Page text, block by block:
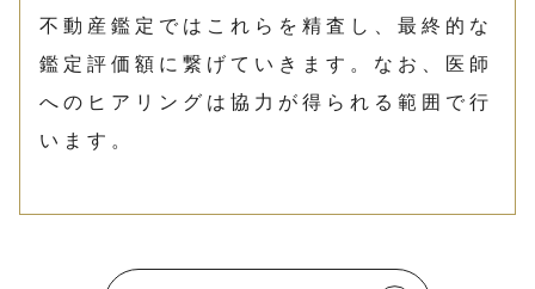
不動産鑑定ではこれらを精査し、最終的な
鑑定評価額に繋げていきます。なお、医師
へのヒアリングは協力が得られる範囲で行
います。